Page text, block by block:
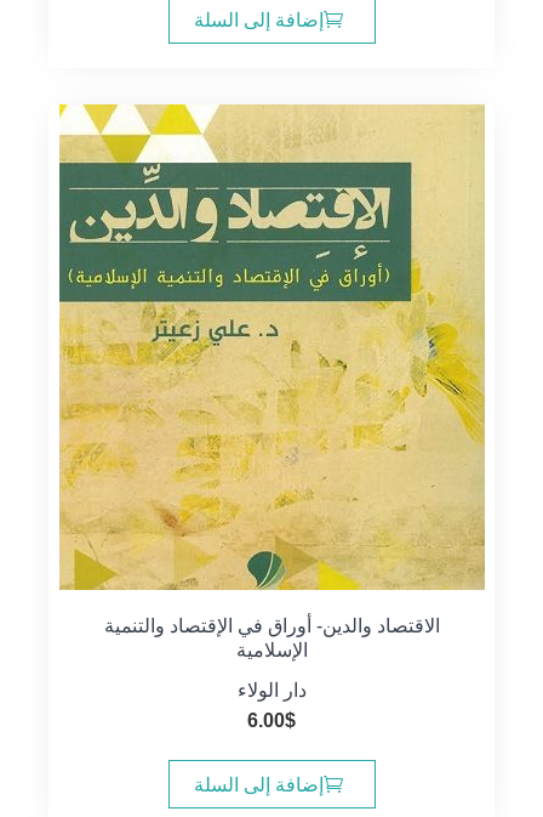
إضافة إلى السلة
الاقتصاد والدين- أوراق في الإقتصاد والتنمية
الإسلامية
دار الولاء
6.00$
إضافة إلى السلة